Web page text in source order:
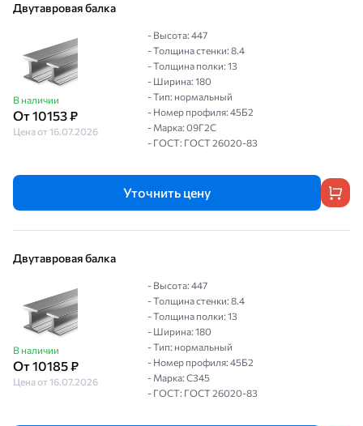
Двутавровая балка
В наличии
От 10153 ₽
Цена от 16.07.2026
- Высота: 447
- Толщина стенки: 8.4
- Толщина полки: 13
- Ширина: 180
- Тип: нормальный
- Номер профиля: 45Б2
- Марка: 09Г2С
- ГОСТ: ГОСТ 26020-83
Уточнить цену
Двутавровая балка
В наличии
От 10185 ₽
Цена от 16.07.2026
- Высота: 447
- Толщина стенки: 8.4
- Толщина полки: 13
- Ширина: 180
- Тип: нормальный
- Номер профиля: 45Б2
- Марка: С345
- ГОСТ: ГОСТ 26020-83